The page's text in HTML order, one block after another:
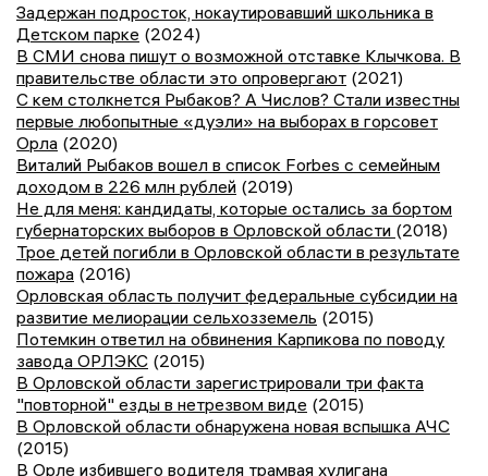
Задержан подросток, нокаутировавший школьника в
Детском парке (2024)
В СМИ снова пишут о возможной отставке Клычкова. В
правительстве области это опровергают (2021)
С кем столкнется Рыбаков? А Числов? Стали известны
первые любопытные «дуэли» на выборах в горсовет
Орла (2020)
Виталий Рыбаков вошел в список Forbes с семейным
доходом в 226 млн рублей (2019)
Не для меня: кандидаты, которые остались за бортом
губернаторских выборов в Орловской области (2018)
Трое детей погибли в Орловской области в результате
пожара (2016)
Орловская область получит федеральные субсидии на
развитие мелиорации сельхозземель (2015)
Потемкин ответил на обвинения Карпикова по поводу
завода ОРЛЭКС (2015)
В Орловской области зарегистрировали три факта
"повторной" езды в нетрезвом виде (2015)
В Орловской области обнаружена новая вспышка АЧС
(2015)
В Орле избившего водителя трамвая хулигана